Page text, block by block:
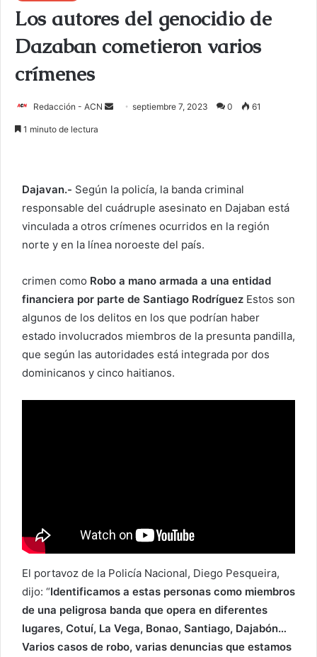
Los autores del genocidio de
Dazaban cometieron varios
crímenes
Redacción - ACN
r
u
n
c
r
l
e
septiembre 7, 2023 0 61
1 minuto de lectura
Dajavan.- Según la policía, la banda criminal
responsable del cuádruple asesinato en Dajaban está
vinculada a otros crímenes ocurridos en la región
norte y en la línea noroeste del país.
crimen como Robo a mano armada a una entidad
financiera por parte de Santiago Rodríguez Estos son
algunos de los delitos en los que podrían haber
estado involucrados miembros de la presunta pandilla,
que según las autoridades está integrada por dos
dominicanos y cinco haitianos.
El portavoz de la Policía Nacional, Diego Pesqueira,
dijo: “Identificamos a estas personas como miembros
de una peligrosa banda que opera en diferentes
lugares, Cotuí, La Vega, Bonao, Santiago, Dajabón…
Varios casos de robo, varias denuncias que estamos